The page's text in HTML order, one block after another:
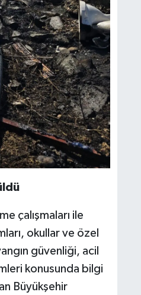
çalışmaları ile
okullar ve özel
güvenliği, acil
konusunda bilgi
Büyükşehir